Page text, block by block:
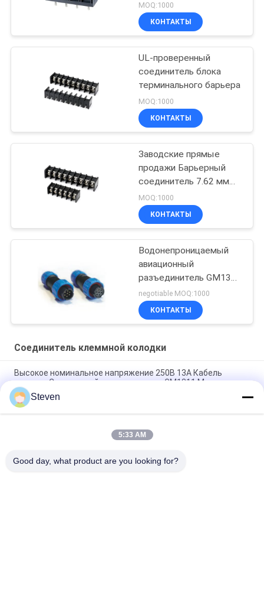
MOQ:1000
КОНТАКТЫ
UL-проверенный
соединитель блока
терминального барьера
MOQ:1000
КОНТАКТЫ
Заводские прямые
продажи Барьерный
соединитель 7.62 мм
Пич настройки цвета и
штифтов
MOQ:1000
КОНТАКТЫ
Водонепроницаемый
авиационный
разъединитель GM1310
7Поля мужской и
женский 200В 5А
negotiable MOQ:1000
КОНТАКТЫ
Соединитель клеммной колодки
Высокое номинальное напряжение 250В 13А Кабель
питания Совместный разъединитель GM1311 Мужчина
Женщина
Высоковольтный соединитель кабеля питания GM1311
250В 13А Кабель питания Совместный соединитель
Steven
5:33 AM
Good day, what product are you looking for?